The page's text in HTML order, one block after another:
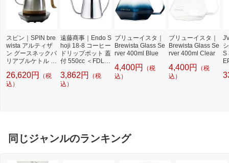
スピン｜SPIN bre
wista アルティザ
ン グースネックバ
リアブルケトル 0.
ンレススチール
【newlife_campai
26,620円
（税
込）
遠藤商事｜Endo S
hoji 18-8 コーヒー
ドリップポット 蓋
付 550cc ＜FDLC
3,862円
（税
込）
ブリューイスタ｜
Brewista Glass Se
rver 400ml Blue
4,400円
（税
込）
ブリューイスタ｜
Brewista Glass Se
rver 400ml Clear
4,400円
（税
込）
S
同じジャンルのランキング